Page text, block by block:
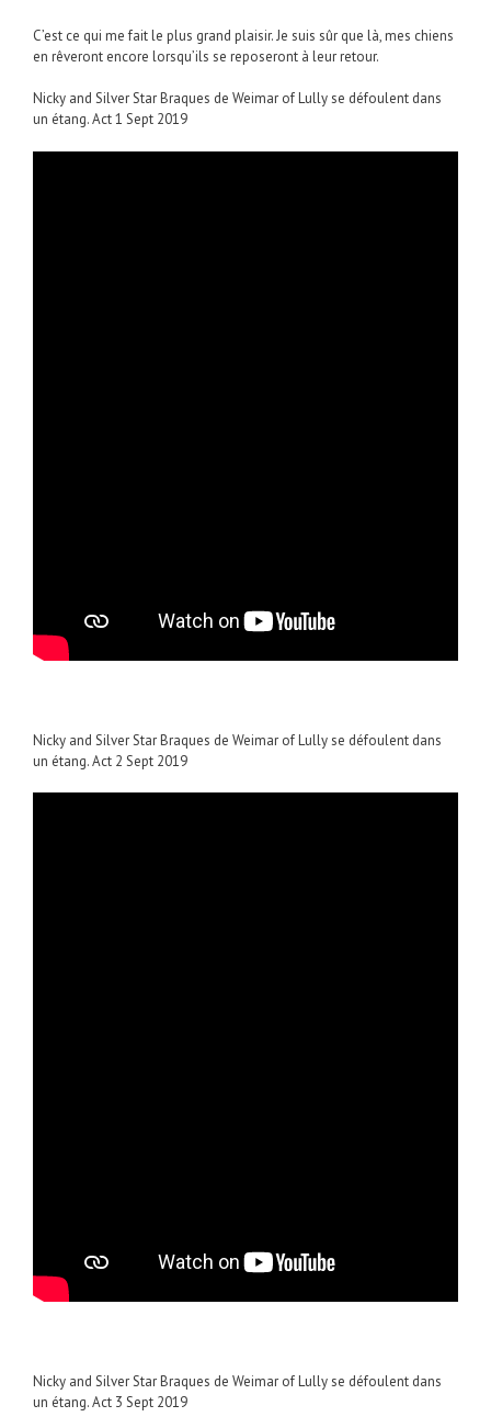
C’est ce qui me fait le plus grand plaisir. Je suis sûr que là, mes chiens
en rêveront encore lorsqu’ils se reposeront à leur retour.
Nicky and Silver Star Braques de Weimar of Lully se défoulent dans
un étang. Act 1 Sept 2019
Nicky and Silver Star Braques de Weimar of Lully se défoulent dans
un étang. Act 2 Sept 2019
Nicky and Silver Star Braques de Weimar of Lully se défoulent dans
un étang. Act 3 Sept 2019